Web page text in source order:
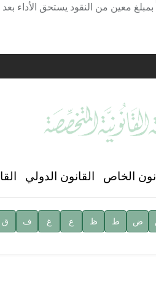
معين من النقود يستحق الأداء
الخاص القانون الدولي
ض ط ظ ع غ ف ق